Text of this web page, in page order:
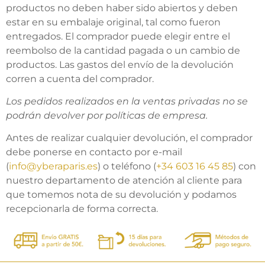
productos no deben haber sido abiertos y deben
estar en su embalaje original, tal como fueron
entregados. El comprador puede elegir entre el
reembolso de la cantidad pagada o un cambio de
productos. Las gastos del envío de la devolución
corren a cuenta del comprador.
Los pedidos realizados en la ventas privadas no se
podrán devolver por políticas de empresa.
Antes de realizar cualquier devolución, el comprador
debe ponerse en contacto por e-mail
(info@yberaparis.es) o teléfono (+34 603 16 45 85) con
nuestro departamento de atención al cliente para
que tomemos nota de su devolución y podamos
recepcionarla de forma correcta.